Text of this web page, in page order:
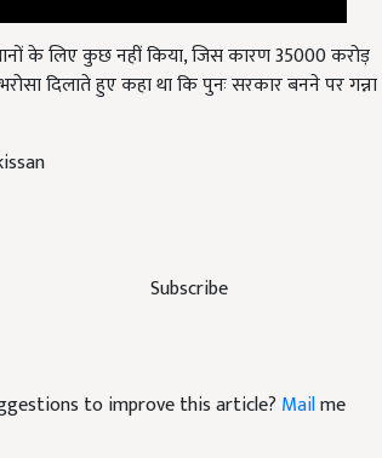
Subscribe
के लिए कुछ नहीं किया, जिस कारण 35000 करोड़
दिलाते हुए कहा था कि पुनः सरकार बनने पर गन्ना
to improve this article?